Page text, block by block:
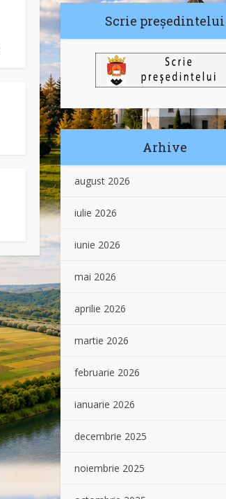
Scrie președintelui
Arhive
august 2026
iulie 2026
iunie 2026
mai 2026
aprilie 2026
martie 2026
februarie 2026
ianuarie 2026
decembrie 2025
noiembrie 2025